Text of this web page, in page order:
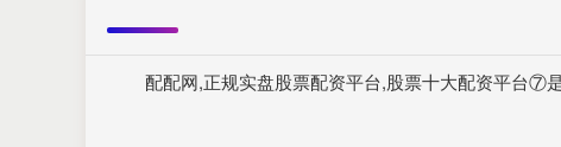
配配网,正规实盘股票配资平台,股票十大配资平台⑦